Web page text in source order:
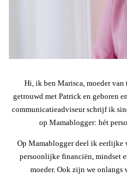
Hi, ik ben Marisca, moeder van
getrouwd met Patrick en geboren
communicatieadviseur schrijf ik
op Mamablogger: hét
Op Mamablogger deel ik eerlijke
persoonlijke financiën, mindset
moeder. Ook zijn we onlangs